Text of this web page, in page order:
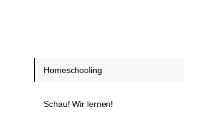
Homeschooling
Schau! Wir lernen!